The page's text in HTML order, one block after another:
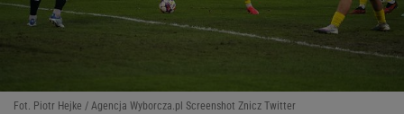
Fot. Piotr Hejke / Agencja Wyborcza.pl Screenshot Znicz Twitter